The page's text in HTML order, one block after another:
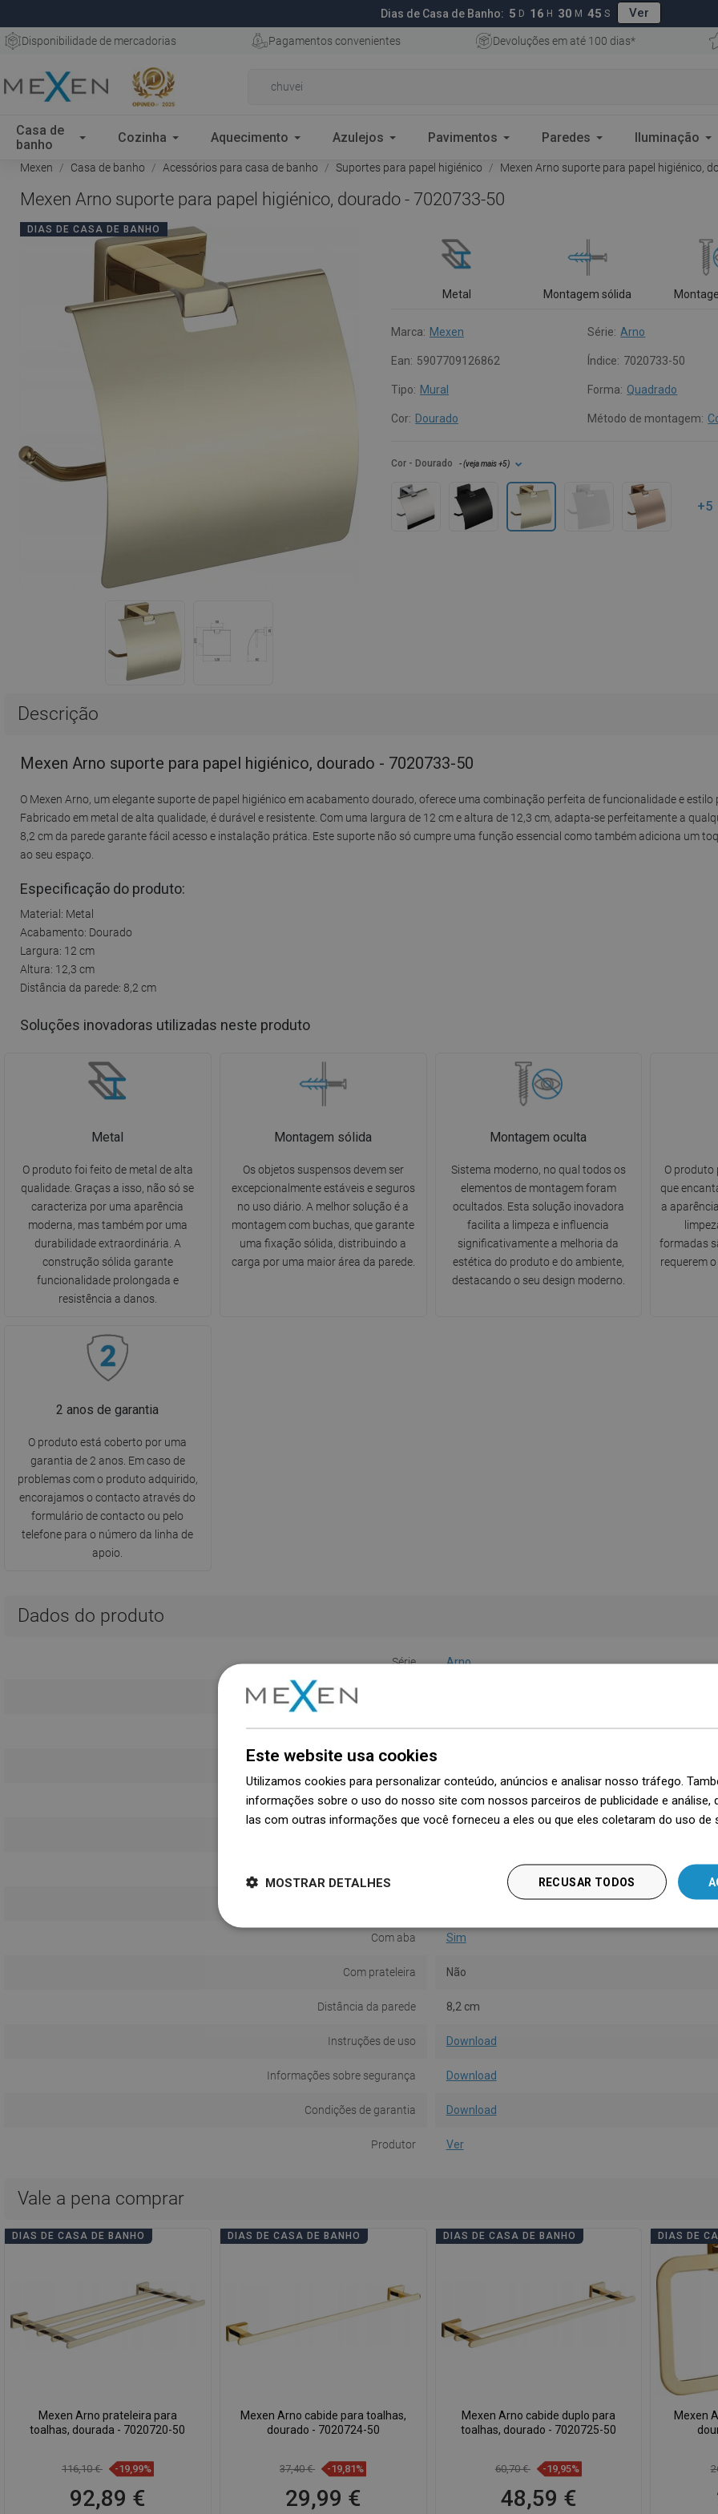
Dias de Casa de Banho: 5 D 16 H 30 M 44 S Ver
Disponibilidade de mercadorias Pagamentos convenientes Devoluções em até 100 dias*
Casa de
banho
Cozinha Aquecimento Azulejos Pavimentos Paredes Iluminação
Mexen Casa de banho Acessórios para casa de banho Suportes para papel higiénico Mexen Arno suporte para papel higiénico,
Mexen Arno suporte para papel higiénico, dourado - 7020733-50
DIAS DE CASA DE BANHO
Metal Montagem sólida
Marca: Mexen Série: Arno
Ean: 5907709126862 Índice: 7020733-50
Tipo: Mural Forma: Quadrado
Cor: Dourado Método de montagem:
Cor - Dourado - (veja mais+5)
+5
Descrição
Mexen Arno suporte para papel higiénico, dourado - 7020733-50
O Mexen Arno, um elegante suporte de papel higiénico em acabamento dourado, oferece uma combinação perfeita de funcionalidade e estilo
Fabricado em metal de alta qualidade, é durável e resistente. Com uma largura de 12 cm e altura de 12,3 cm, adapta-se perfeitamente a
8,2 cm da parede garante fácil acesso e instalação prática. Este suporte não só cumpre uma função essencial como também adiciona um
ao seu espaço.
Especificação do produto:
Material: Metal
Acabamento: Dourado
Largura: 12 cm
Altura: 12,3 cm
Distância da parede: 8,2 cm
Soluções inovadoras utilizadas neste produto
Metal
O produto foi feito de metal de alta
qualidade. Graças a isso, não só se
caracteriza por uma aparência
moderna, mas também por uma
durabilidade extraordinária. A
construção sólida garante
funcionalidade prolongada e
resistência a danos.
Montagem sólida
Os objetos suspensos devem ser
excepcionalmente estáveis e seguros
no uso diário. A melhor solução é a
montagem com buchas, que garante
uma fixação sólida, distribuindo a
carga por uma maior área da parede.
Montagem oculta
Sistema moderno, no qual todos os
elementos de montagem foram
ocultados. Esta solução inovadora
facilita a limpeza e influencia
significativamente a melhoria da
estética do produto e do ambiente,
destacando o seu design moderno.
O produto
que
a
formadas
requerem
2 anos de garantia
O produto está coberto por uma
garantia de 2 anos. Em caso de
problemas com o produto adquirido,
encorajamos o contacto através do
formulário de contacto ou pelo
telefone para o número da linha de
apoio.
Dados do produto
Série Arno
Altura 12,3 cm
Tipo
Cor Dourado
Com aba Sim
Com prateleira Não
Distância da parede 8,2 cm
Instruções de uso Download
Informações sobre segurança Download
Condições de garantia Download
Produtor Ver
Vale a pena comprar
DIAS DE CASA DE BANHO
Mexen Arno prateleira para
toalhas, dourada - 7020720-50
116,10 € -19,99%
92,89 €
DIAS DE CASA DE BANHO
Mexen Arno cabide para toalhas,
dourado - 7020724-50
37,40 € -19,81%
29,99 €
DIAS DE CASA DE BANHO
Mexen Arno cabide duplo para
toalhas, dourado - 7020725-50
60,70 € -19,95%
48,59 €
DIAS DE
Mexen
Este website usa cookies
Utilizamos cookies para personalizar conteúdo, anúncios e analisar nosso tráfego.
informações sobre o uso do nosso site com nossos parceiros de publicidade e análise,
las com outras informações que você forneceu a eles ou que eles coletaram do uso de
RECUSAR TODOS
MOSTRAR DETALHES